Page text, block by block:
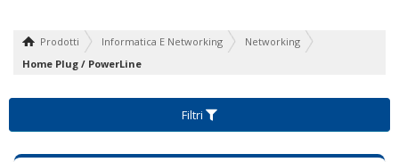
Prodotti Informatica E Networking
Networking
Home Plug / PowerLine
Filtri